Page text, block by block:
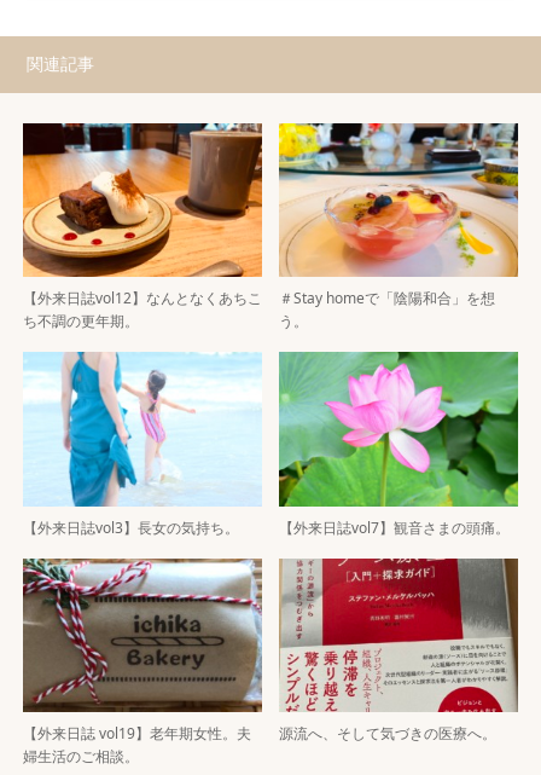
関連記事
【外来日誌vol12】なんとなくあちこ
ち不調の更年期。
＃Stay homeで「陰陽和合」を想
う。
【外来日誌vol3】長女の気持ち。 【外来日誌vol7】観音さまの頭痛。
【外来日誌 vol19】老年期女性。夫
婦生活のご相談。
源流へ、そして気づきの医療へ。